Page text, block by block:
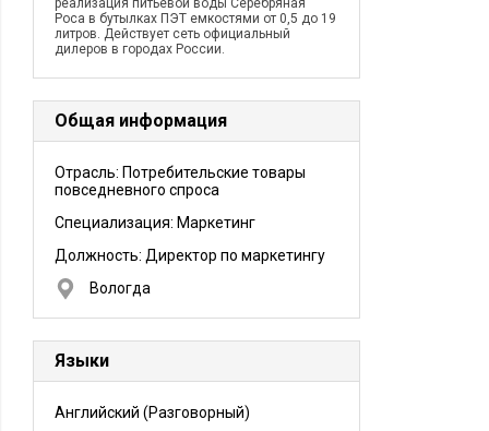
реализация питьевой воды Серебряная
Роса в бутылках ПЭТ емкостями от 0,5 до 19
литров. Действует сеть официальный
дилеров в городах России.
Общая информация
Отрасль: Потребительские товары
повседневного спроса
Специализация: Маркетинг
Должность: Директор по маркетингу
Вологда
Языки
Английский (Разговорный)